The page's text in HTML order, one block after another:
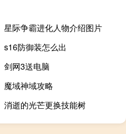
星际争霸进化人物介绍图片
s16防御装怎么出
剑网3送电脑
魔域神域攻略
消逝的光芒更换技能树